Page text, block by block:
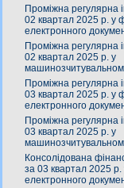
Проміжна регулярна
02 квартал 2025 р. у
електронного
Проміжна регулярна
02 квартал 2025 р. у
Проміжна регулярна
03 квартал 2025 р. у
електронного
Проміжна регулярна
03 квартал 2025 р. у
Консолідована
за 03 квартал 2025 р.
електронного